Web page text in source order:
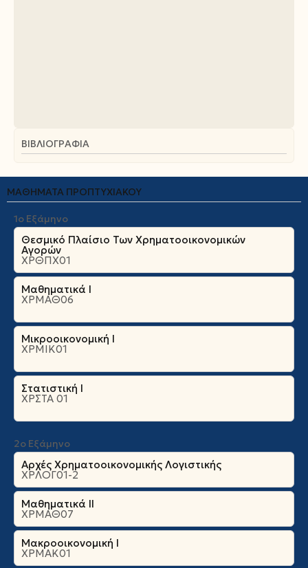
ΒΙΒΛΙΟΓΡΑΦΊΑ
ΜΑΘΉΜΑΤΑ ΠΡΟΠΤΥΧΙΑΚΟΎ
1ο Εξάμηνο
Θεσμικό Πλαίσιο Των Χρηματοοικονομικών
Αγορών
ΧΡΘΠΧ01
Μαθηματικά Ι
ΧΡΜΑΘ06
Μικροοικονομική Ι
ΧΡΜΙΚ01
Στατιστική Ι
ΧΡΣΤΑ 01
2ο Εξάμηνο
Αρχές Χρηματοοικονομικής Λογιστικής
ΧΡΛΟΓ01-2
Μαθηματικά ΙΙ
ΧΡΜΑΘ07
Μακροοικονομική Ι
ΧΡΜΑΚ01